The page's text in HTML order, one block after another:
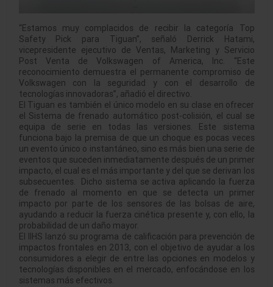
“Estamos muy complacidos de recibir la categoría Top
Safety Pick para Tiguan”, señaló Derrick Hatami,
vicepresidente ejecutivo de Ventas, Marketing y Servicio
Post Venta de Volkswagen of America, Inc. “Este
reconocimiento demuestra el permanente compromiso de
Volkswagen con la seguridad y con el desarrollo de
tecnologías innovadoras”, añadió el directivo.
El Tiguan es también el único modelo en su clase en ofrecer
el Sistema de frenado automático post-colisión, el cual se
equipa de serie en todas las versiones. Este sistema
funciona bajo la premisa de que un choque es pocas veces
un evento único o instantáneo, sino es más bien una serie de
eventos que suceden inmediatamente después de un primer
impacto, el cual es el más importante y del que se derivan los
subsecuentes. Dicho sistema se activa aplicando la fuerza
de frenado al momento en que se detecta un primer
impacto por parte de los sensores de las bolsas de aire,
ayudando a reducir la fuerza cinética presente y, con ello, la
probabilidad de un daño mayor.
El IIHS lanzó su programa de calificación para prevención de
impactos frontales en 2013, con el objetivo de ayudar a los
consumidores a elegir de entre las opciones en modelos y
tecnologías disponibles en el mercado, enfocándose en los
sistemas más efectivos.